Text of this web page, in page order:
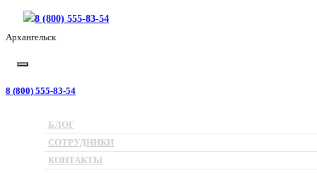
8 (800) 555-83-54
Архангельск
БЛОГ
СОТРУДНИКИ
КОНТАКТЫ
8 (800) 555-83-54
Главная страница